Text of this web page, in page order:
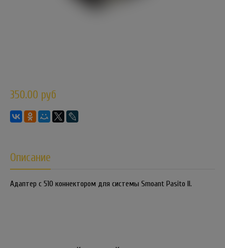
350.00 руб
Описание
Адаптер с 510 коннектором для системы Smoant Pasito II.